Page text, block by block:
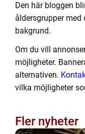
Den här bloggen
åldersgrupper
bakgrund.
Om du vill
möjligheter.
alternativen.
vilka möjligheter
Fler nyheter